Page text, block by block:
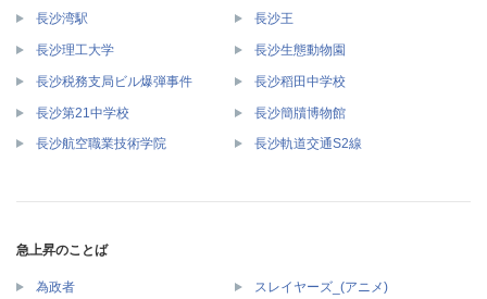
長沙湾駅 長沙王
長沙理工大学 長沙生態動物園
長沙税務支局ビル爆弾事件 長沙稻田中学校
長沙第21中学校 長沙簡牘博物館
長沙航空職業技術学院 長沙軌道交通S2線
急上昇のことば
為政者 スレイヤーズ_(アニメ)